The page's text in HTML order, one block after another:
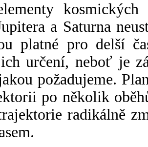
a Saturna
platné pro delší
určení, neboť je
požadujeme.
po několik
radikálně